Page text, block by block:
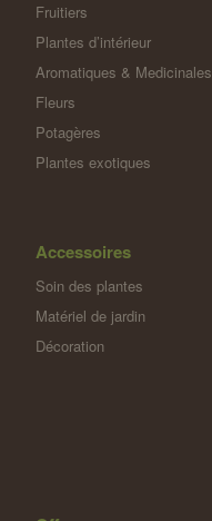
Fruitiers
Plantes d’intérieur
Aromatiques & Medicinales
Fleurs
Potagères
Plantes exotiques
Accessoires
Soin des plantes
Matériel de jardin
Décoration